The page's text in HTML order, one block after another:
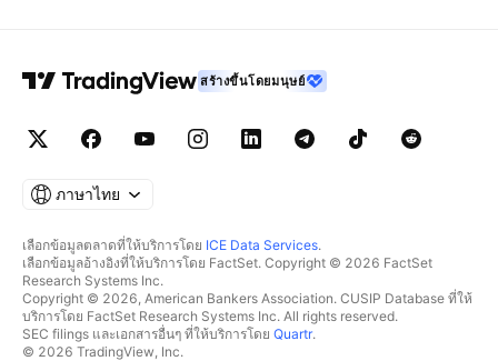
สร้างขึ้นโดยมนุษย์
ภาษาไทย
เลือกข้อมูลตลาดที่ให้บริการโดย ICE Data Services.
เลือกข้อมูลอ้างอิงที่ให้บริการโดย FactSet. Copyright © 2026 FactSet
Research Systems Inc.
Copyright © 2026, American Bankers Association. CUSIP Database ที่ให้
บริการโดย FactSet Research Systems Inc. All rights reserved.
SEC filings และเอกสารอื่นๆ ที่ให้บริการโดย Quartr.
© 2026 TradingView, Inc.